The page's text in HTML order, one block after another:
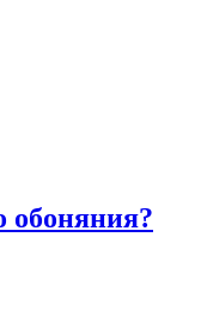
обоняния?